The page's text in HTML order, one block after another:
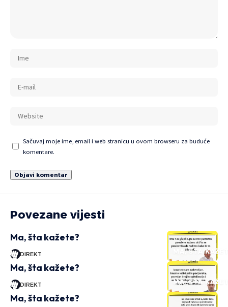
Sačuvaj moje ime, email i web stranicu u ovom browseru za buduće
komentare.
Povezane vijesti
MA, ŠTA
Ma, šta kažete?
DIREKT
MA, ŠTA
Ma, šta kažete?
DIREKT
Ma, šta kažete?